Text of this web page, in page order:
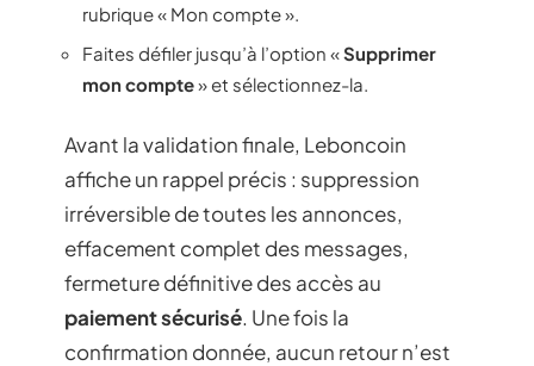
rubrique « Mon compte ».
Faites défiler jusqu’à l’option «Supprimer
mon compte» et sélectionnez-la.
Avant la validation finale, Leboncoin
affiche un rappel précis : suppression
irréversible de toutes les annonces,
effacement complet des messages,
fermeture définitive des accès au
paiement sécurisé. Une fois la
confirmation donnée, aucun retour n’est